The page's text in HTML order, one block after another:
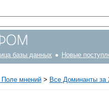
базы данных Новые
мнений > Все Доминанты за